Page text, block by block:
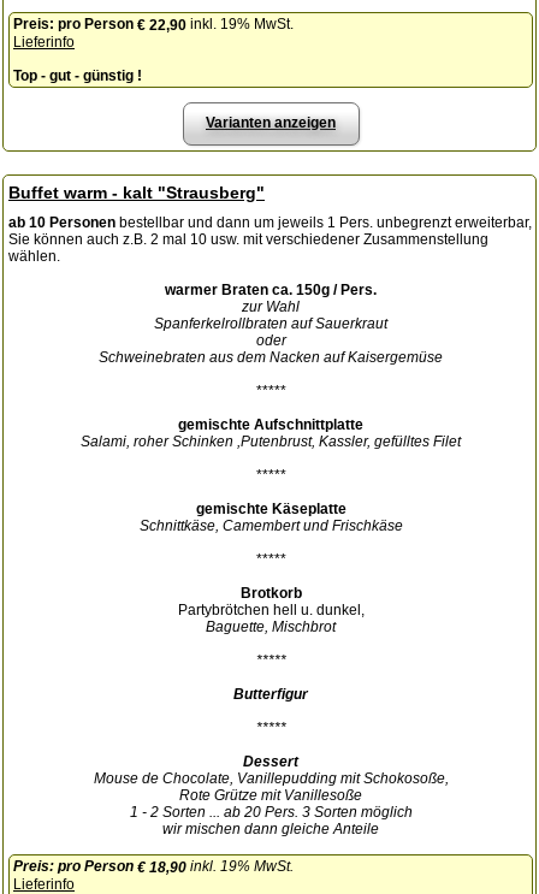
Preis: pro Person € 22,90 inkl. 19% MwSt.
Lieferinfo
Top - gut - günstig !
Varianten anzeigen
Buffet warm - kalt "Strausberg"
ab 10 Personen bestellbar und dann um jeweils 1 Pers. unbegrenzt erweiterbar,
Sie können auch z.B. 2 mal 10 usw. mit verschiedener Zusammenstellung
wählen.
warmer Braten ca. 150g / Pers.
zur Wahl
Spanferkelrollbraten auf Sauerkraut
oder
Schweinebraten aus dem Nacken auf Kaisergemüse
*****
gemischte Aufschnittplatte
Salami, roher Schinken ,Putenbrust, Kassler, gefülltes Filet
*****
gemischte Käseplatte
Schnittkäse, Camembert und Frischkäse
*****
Brotkorb
Partybrötchen hell u. dunkel,
Baguette, Mischbrot
*****
Butterfigur
*****
Dessert
Mouse de Chocolate, Vanillepudding mit Schokosoße,
Rote Grütze mit Vanillesoße
1 - 2 Sorten ... ab 20 Pers. 3 Sorten möglich
wir mischen dann gleiche Anteile
Preis: pro Person € 18,90 inkl. 19% MwSt.
Lieferinfo